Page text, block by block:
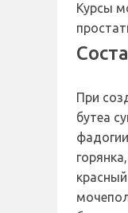
Курсы
При
бутеа